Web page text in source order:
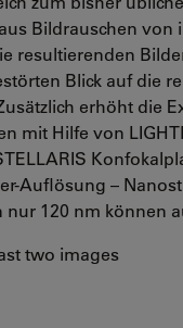
Bildrauschen von
resultierenden
Blick auf die
erhöht die
mit Hilfe von
Auflösung –
nur 120 nm können
two images